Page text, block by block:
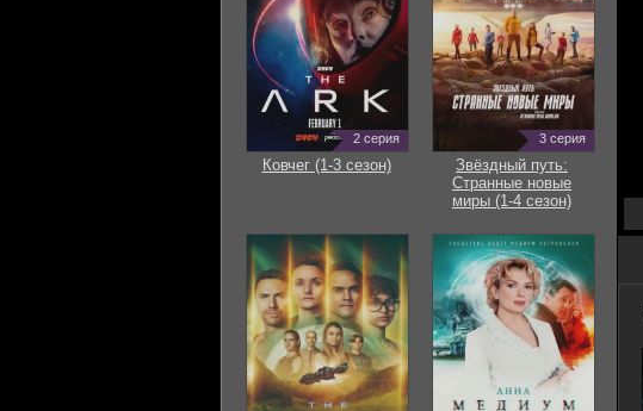
2 серия
Ковчег (1-3 сезон)
3 серия
Звёздный путь:
Странные новые
миры (1-4 сезон)